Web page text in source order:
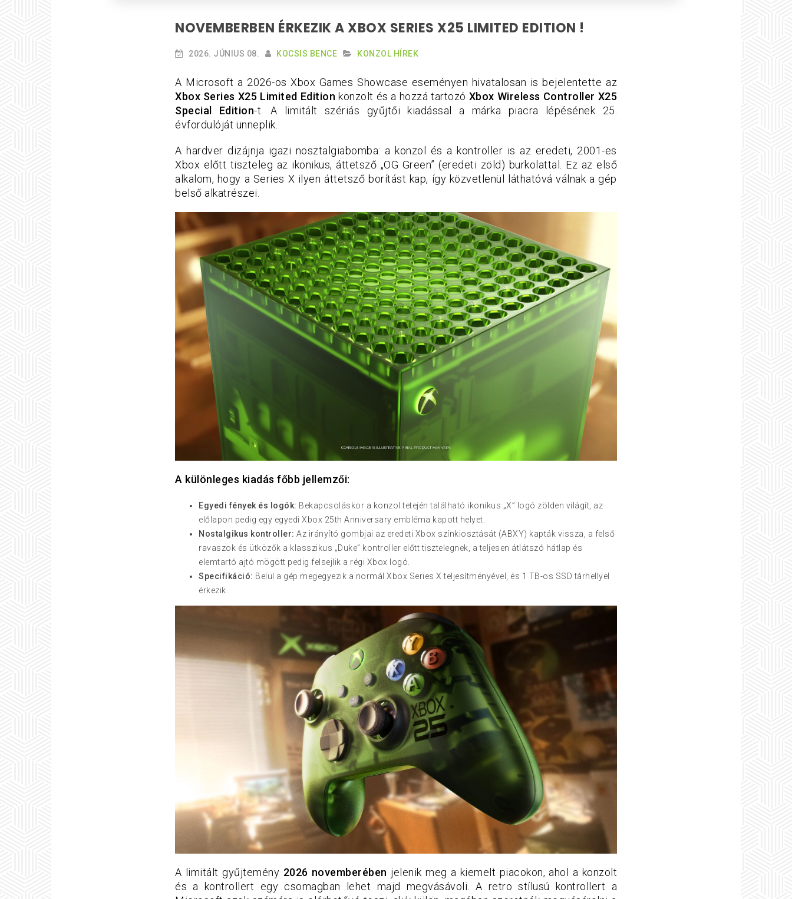
NOVEMBERBEN ÉRKEZIK A XBOX SERIES X25 LIMITED EDITION !
2026. JÚNIUS 08. KOCSIS BENCE KONZOL HÍREK
A Microsoft a 2026-os Xbox Games Showcase eseményen hivatalosan is bejelentette az
Xbox Series X25 Limited Edition konzolt és a hozzá tartozó Xbox Wireless Controller X25
Special Edition-t. A limitált szériás gyűjtői kiadással a márka piacra lépésének 25.
évfordulóját ünneplik.
A hardver dizájnja igazi nosztalgiabomba: a konzol és a kontroller is az eredeti, 2001-es
Xbox előtt tiszteleg az ikonikus, áttetsző „OG Green” (eredeti zöld) burkolattal. Ez az első
alkalom, hogy a Series X ilyen áttetsző borítást kap, így közvetlenül láthatóvá válnak a gép
belső alkatrészei.
A különleges kiadás főbb jellemzői:
Egyedi fények és logók: Bekapcsoláskor a konzol tetején található ikonikus „X” logó zölden világít, az
előlapon pedig egy egyedi Xbox 25th Anniversary embléma kapott helyet.
Nostalgikus kontroller: Az irányító gombjai az eredeti Xbox színkiosztását (ABXY) kapták vissza, a felső
ravaszok és ütközők a klasszikus „Duke” kontroller előtt tisztelegnek, a teljesen átlátszó hátlap és
elemtartó ajtó mögött pedig felsejlik a régi Xbox logó.
Specifikáció: Belül a gép megegyezik a normál Xbox Series X teljesítményével, és 1 TB-os SSD tárhellyel
érkezik.
A limitált gyűjtemény 2026 novemberében jelenik meg a kiemelt piacokon, ahol a konzolt
és a kontrollert egy csomagban lehet majd megvásávoli. A retro stílusú kontrollert a